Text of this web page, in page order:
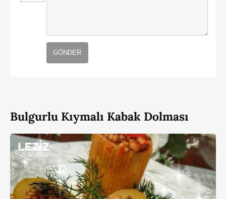
GÖNDER
Bulgurlu Kıymalı Kabak Dolması